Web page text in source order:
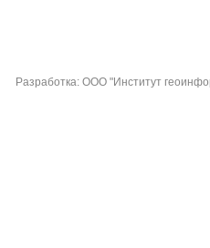
Разработка: ООО "Институт